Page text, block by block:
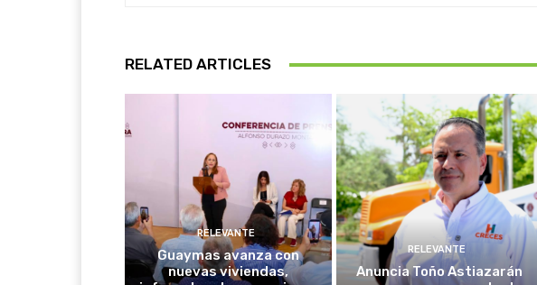
RELATED ARTICLES
RELEVANTE
Guaymas avanza con
nuevas viviendas,
RELEVANTE
Anuncia Toño Astiazarán